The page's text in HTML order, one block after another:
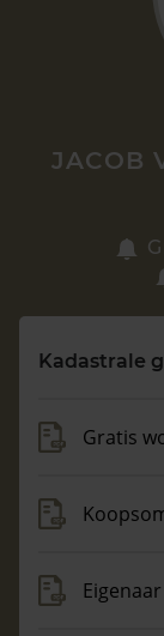
Vragen?
088
JACOB
Kadastrale
Gratis